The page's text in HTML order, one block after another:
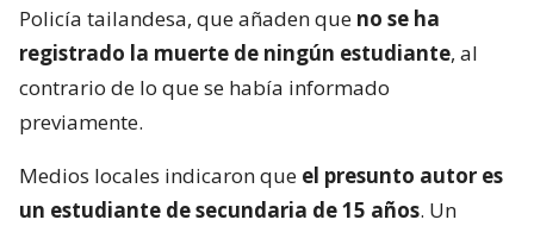
Policía tailandesa, que añaden que no se ha
registrado la muerte de ningún estudiante, al
contrario de lo que se había informado
previamente.
Medios locales indicaron que el presunto autor es
un estudiante de secundaria de 15 años. Un